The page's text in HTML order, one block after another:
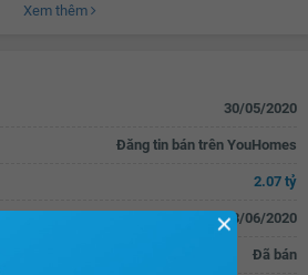
Chắn ban công
Xem thêm
30/05/2020
Đăng tin bán trên YouHomes
2.07 tỷ
03/06/2020
Đã bán
✕